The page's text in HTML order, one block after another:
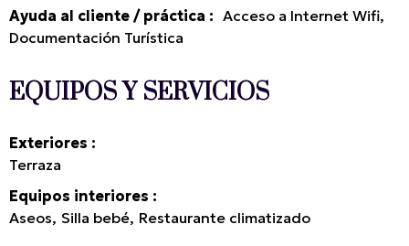
Ayuda al cliente / práctica : Acceso a Internet Wifi
Documentación Turística
EQUIPOS Y SERVICIOS
Exteriores
Terraza
Equipos interiores
Aseos Silla bebé Restaurante climatizado